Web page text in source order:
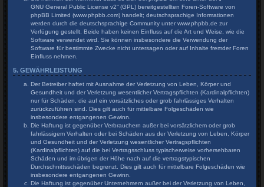
GNU General Public License v2“ (GPL) bereitgestellten Foren-Software von
phpBB Limited (www.phpbb.com) handelt; deutschsprachige Informationen
werden durch die deutschsprachige Community unter www.phpbb.de zur
Verfügung gestellt. Beide haben keinen Einfluss auf die Art und Weise, wie die
Software verwendet wird. Sie können insbesondere die Verwendung der
Software für bestimmte Zwecke nicht untersagen oder auf Inhalte fremder Foren
Einfluss nehmen.
5. GEWÄHRLEISTUNG
Der Betreiber haftet mit Ausnahme der Verletzung von Leben, Körper und
Gesundheit und der Verletzung wesentlicher Vertragspflichten (Kardinalpflichten)
nur für Schäden, die auf ein vorsätzliches oder grob fahrlässiges Verhalten
zurückzuführen sind. Dies gilt auch für mittelbare Folgeschäden wie
insbesondere entgangenen Gewinn.
Die Haftung ist gegenüber Verbrauchern außer bei vorsätzlichem oder grob
fahrlässigem Verhalten oder bei Schäden aus der Verletzung von Leben, Körper
und Gesundheit und der Verletzung wesentlicher Vertragspflichten
(Kardinalpflichten) auf die bei Vertragsschluss typischerweise vorhersehbaren
Schäden und im übrigen der Höhe nach auf die vertragstypischen
Durchschnittsschäden begrenzt. Dies gilt auch für mittelbare Folgeschäden wie
insbesondere entgangenen Gewinn.
Die Haftung ist gegenüber Unternehmern außer bei der Verletzung von Leben,